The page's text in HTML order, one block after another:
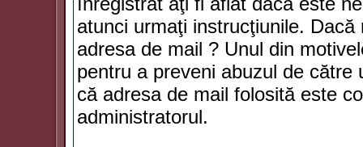
atunci urmaţi instrucţiunile.
adresa de mail ? Unul din
pentru a preveni abuzul de către
că adresa de mail folosită este
administratorul.